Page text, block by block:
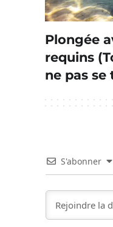
Plongée
requins
ne pas se
S'abonner